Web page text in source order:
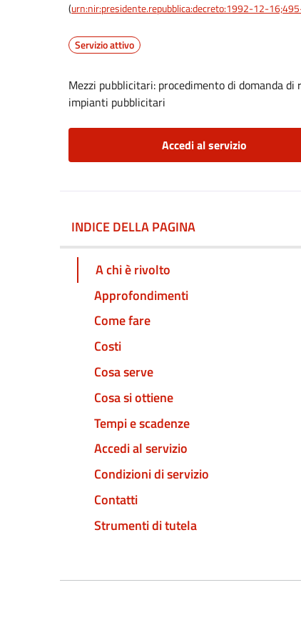
(urn:nir:presidente.repubblica:decreto:1992-12-
Servizio attivo
Mezzi pubblicitari: procedimento di domanda
impianti pubblicitari
Accedi al servizio
INDICE DELLA PAGINA
A chi è rivolto
Approfondimenti
Come fare
Costi
Cosa serve
Cosa si ottiene
Tempi e scadenze
Accedi al servizio
Condizioni di servizio
Contatti
Strumenti di tutela